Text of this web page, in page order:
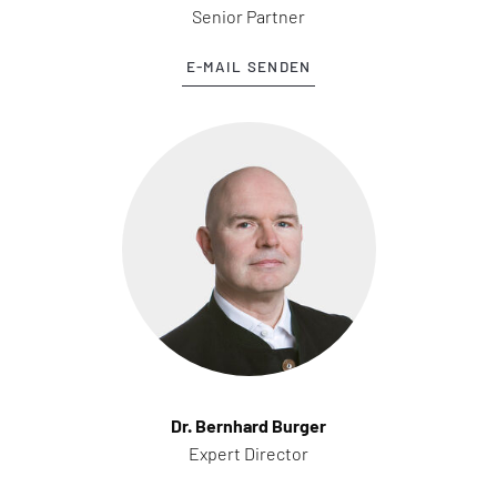
Senior Partner
E-MAIL SENDEN
Dr. Bernhard Burger
Expert Director